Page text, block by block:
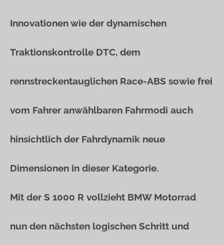
Innovationen wie der dynamischen
Traktionskontrolle DTC, dem
rennstreckentauglichen Race-ABS sowie frei
vom Fahrer anwählbaren Fahrmodi auch
hinsichtlich der Fahrdynamik neue
Dimensionen in dieser Kategorie.
Mit der S 1000 R vollzieht BMW Motorrad
nun den nächsten logischen Schritt und